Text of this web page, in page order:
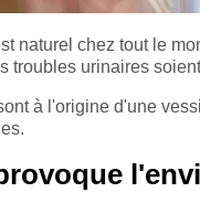
naturel chez tout le
troubles urinaires
à l'origine d'une